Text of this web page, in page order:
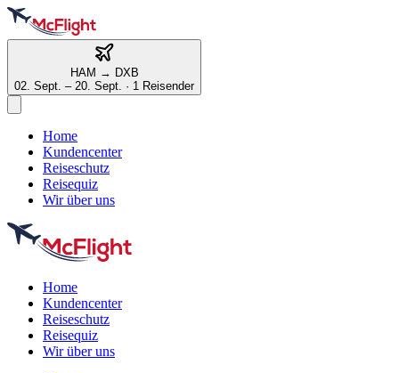
HAM → DXB
02. Sept. – 20. Sept. · 1 Reisender
Home
Kundencenter
Reiseschutz
Reisequiz
Wir über uns
Home
Kundencenter
Reiseschutz
Reisequiz
Wir über uns